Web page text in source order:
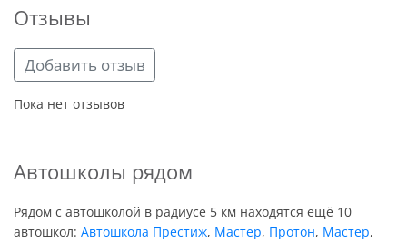
Отзывы
Добавить отзыв
Пока нет отзывов
Автошколы рядом
Рядом с автошколой в радиусе 5 км находятся ещё 10
автошкол: Автошкола Престиж, Мастер, Протон, Мастер,